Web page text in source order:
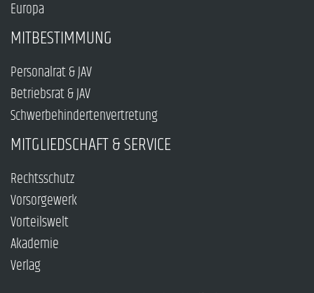
Europa
MITBESTIMMUNG
Personalrat & JAV
Betriebsrat & JAV
Schwerbehindertenvertretung
MITGLIEDSCHAFT & SERVICE
Rechtsschutz
Vorsorgewerk
Vorteilswelt
Akademie
Verlag